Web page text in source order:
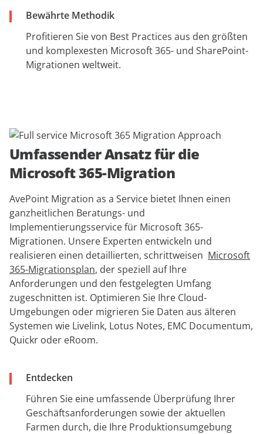
Bewährte Methodik
Profitieren Sie von Best Practices aus den größten
und komplexesten Microsoft 365- und SharePoint-
Migrationen weltweit.
Umfassender Ansatz für die
Microsoft 365-Migration
AvePoint Migration as a Service bietet Ihnen einen
ganzheitlichen Beratungs- und
Implementierungsservice für Microsoft 365-
Migrationen. Unsere Experten entwickeln und
realisieren einen detaillierten, schrittweisen Microsoft
365-Migrationsplan, der speziell auf Ihre
Anforderungen und den festgelegten Umfang
zugeschnitten ist. Optimieren Sie Ihre Cloud-
Umgebungen oder migrieren Sie Daten aus älteren
Systemen wie Livelink, Lotus Notes, EMC Documentum,
Quickr oder eRoom.
Entdecken
Führen Sie eine umfassende Überprüfung Ihrer
Geschäftsanforderungen sowie der aktuellen
Farmen durch, die Ihre Produktionsumgebung